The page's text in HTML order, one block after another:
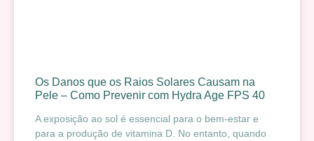
Os Danos que os Raios Solares Causam na
Pele – Como Prevenir com Hydra Age FPS 40
A exposição ao sol é essencial para o bem-estar e
para a produção de vitamina D. No entanto, quando